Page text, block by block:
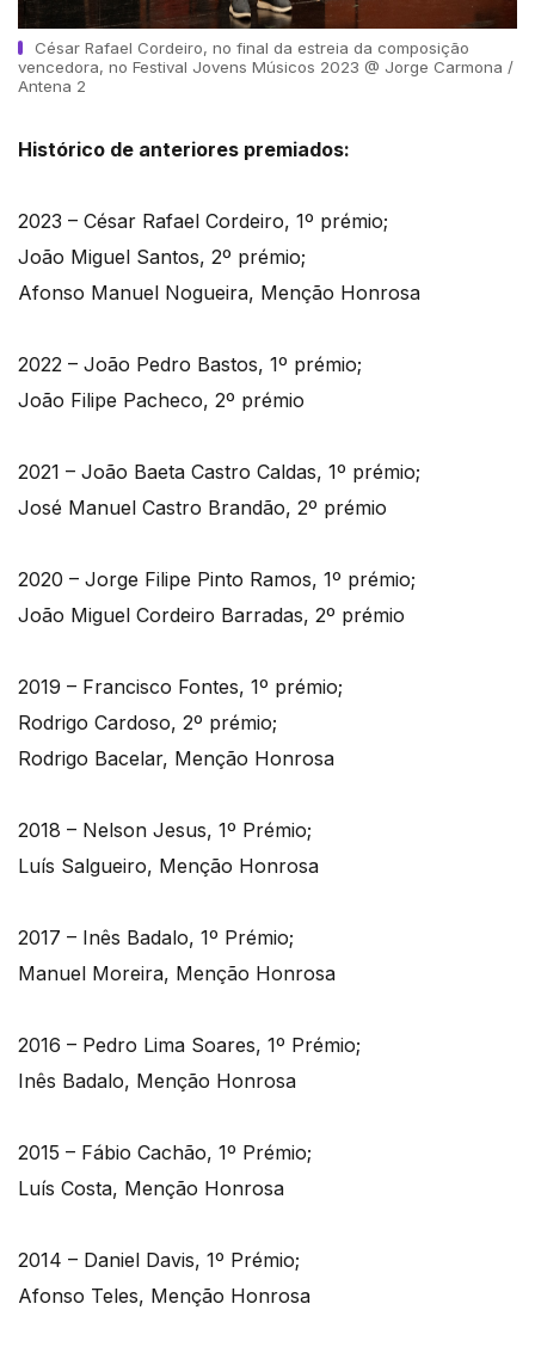
César Rafael Cordeiro, no final da estreia da composição
vencedora, no Festival Jovens Músicos 2023 @ Jorge Carmona /
Antena 2
Histórico de anteriores premiados:
2023 – César Rafael Cordeiro, 1º prémio;
João Miguel Santos, 2º prémio;
Afonso Manuel Nogueira, Menção Honrosa
2022 – João Pedro Bastos, 1º prémio;
João Filipe Pacheco, 2º prémio
2021 – João Baeta Castro Caldas, 1º prémio;
José Manuel Castro Brandão, 2º prémio
2020 – Jorge Filipe Pinto Ramos, 1º prémio;
João Miguel Cordeiro Barradas, 2º prémio
2019 – Francisco Fontes, 1º prémio;
Rodrigo Cardoso, 2º prémio;
Rodrigo Bacelar, Menção Honrosa
2018 – Nelson Jesus, 1º Prémio;
Luís Salgueiro, Menção Honrosa
2017 – Inês Badalo, 1º Prémio;
Manuel Moreira, Menção Honrosa
2016 – Pedro Lima Soares, 1º Prémio;
Inês Badalo, Menção Honrosa
2015 – Fábio Cachão, 1º Prémio;
Luís Costa, Menção Honrosa
2014 – Daniel Davis, 1º Prémio;
Afonso Teles, Menção Honrosa